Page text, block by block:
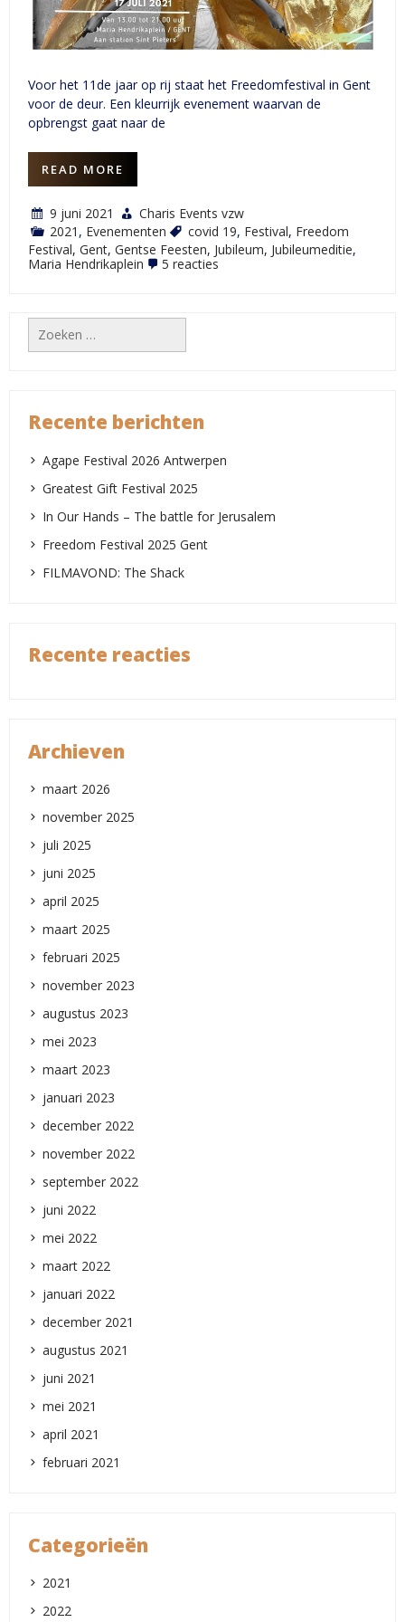
Voor het 11de jaar op rij staat het Freedomfestival in Gent
voor de deur. Een kleurrijk evenement waarvan de
opbrengst gaat naar de
READ MORE
9 juni 2021
Charis Events vzw
2021 , Evenementen covid 19, Festival, Freedom
Festival, Gent, Gentse Feesten, Jubileum, Jubileumeditie,
Maria Hendrikaplein
5 reacties
Zoeken
naar:
Recente berichten
Agape Festival 2026 Antwerpen
Greatest Gift Festival 2025
In Our Hands – The battle for Jerusalem
Freedom Festival 2025 Gent
FILMAVOND: The Shack
Recente reacties
Archieven
maart 2026
november 2025
juli 2025
juni 2025
april 2025
maart 2025
februari 2025
november 2023
augustus 2023
mei 2023
maart 2023
januari 2023
december 2022
november 2022
september 2022
juni 2022
mei 2022
maart 2022
januari 2022
december 2021
augustus 2021
juni 2021
mei 2021
april 2021
februari 2021
Categorieën
2021
2022